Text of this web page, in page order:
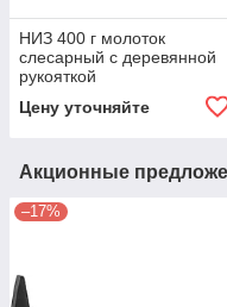
НИЗ 400 г молоток
слесарный с деревянной
рукояткой
Цену уточняйте
Акционные
–17%